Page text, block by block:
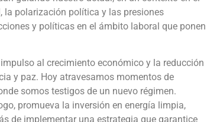
la polarización política y las presiones
y políticas en el ámbito laboral que ponen
al crecimiento económico y la reducción
y paz. Hoy atravesamos momentos de
somos testigos de un nuevo régimen.
promueva la inversión en energía limpia,
de implementar una estrategia que garantice